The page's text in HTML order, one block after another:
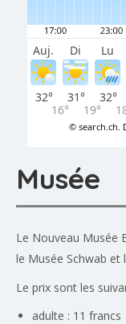
Musée
Le Nouveau Musée
le Musée Schwab et
Le prix sont les
adulte : 11 francs